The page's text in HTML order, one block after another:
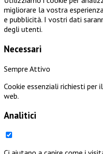
migliorare la vostra
e pubblicità. I vostri dati
degli utenti.
Necessari
Sempre Attivo
Cookie essenziali richiesti
web.
Analitici